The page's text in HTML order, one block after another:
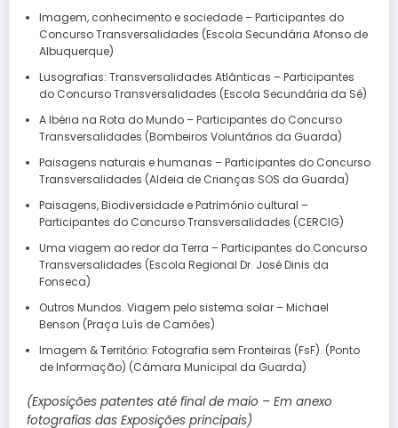
Imagem, conhecimento e sociedade – Participantes do
Concurso Transversalidades (Escola Secundária Afonso de
Albuquerque)
Lusografias: Transversalidades Atlânticas – Participantes
do Concurso Transversalidades (Escola Secundária da Sé)
A Ibéria na Rota do Mundo – Participantes do Concurso
Transversalidades (Bombeiros Voluntários da Guarda)
Paisagens naturais e humanas – Participantes do Concurso
Transversalidades (Aldeia de Crianças SOS da Guarda)
Paisagens, Biodiversidade e Património cultural –
Participantes do Concurso Transversalidades (CERCIG)
Uma viagem ao redor da Terra – Participantes do Concurso
Transversalidades (Escola Regional Dr. José Dinis da
Fonseca)
Outros Mundos. Viagem pelo sistema solar – Michael
Benson (Praça Luís de Camões)
Imagem & Território: Fotografia sem Fronteiras (FsF). (Ponto
de Informação) (Câmara Municipal da Guarda)
(Exposições patentes até final de maio – Em anexo
fotografias das Exposições principais)